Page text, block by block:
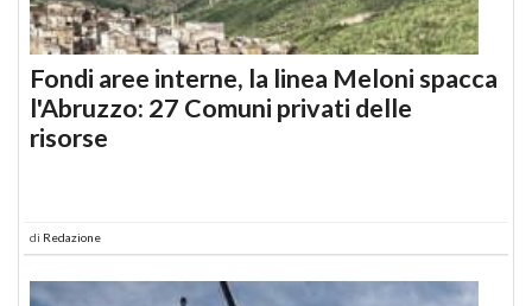
Fondi aree interne, la linea Meloni spacca
l'Abruzzo: 27 Comuni privati delle
risorse
di Redazione